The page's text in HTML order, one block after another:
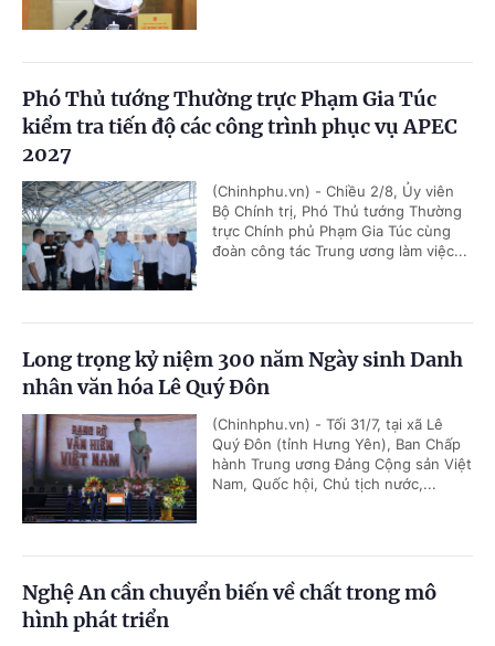
Phó Thủ tướng Thường trực Phạm Gia Túc
kiểm tra tiến độ các công trình phục vụ APEC
2027
(Chinhphu.vn) - Chiều 2/8, Ủy viên
Bộ Chính trị, Phó Thủ tướng Thường
trực Chính phủ Phạm Gia Túc cùng
đoàn công tác Trung ương làm việc...
Long trọng kỷ niệm 300 năm Ngày sinh Danh
nhân văn hóa Lê Quý Đôn
(Chinhphu.vn) - Tối 31/7, tại xã Lê
Quý Đôn (tỉnh Hưng Yên), Ban Chấp
hành Trung ương Đảng Cộng sản Việt
Nam, Quốc hội, Chủ tịch nước,...
Nghệ An cần chuyển biến về chất trong mô
hình phát triển